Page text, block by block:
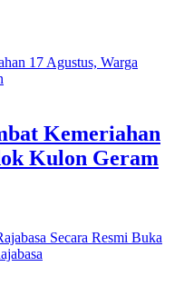
Kemeriahan
Kulon Geram